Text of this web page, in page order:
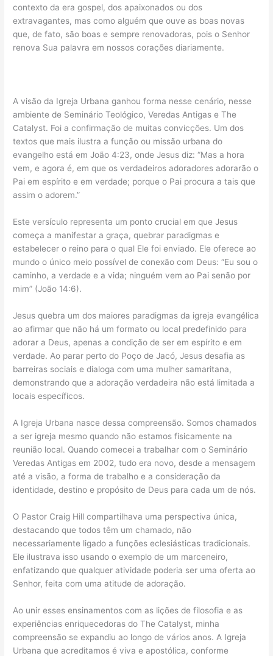
contexto da era gospel, dos apaixonados ou dos
extravagantes, mas como alguém que ouve as boas novas
que, de fato, são boas e sempre renovadoras, pois o Senhor
renova Sua palavra em nossos corações diariamente.
A visão da Igreja Urbana ganhou forma nesse cenário, nesse
ambiente de Seminário Teológico, Veredas Antigas e The
Catalyst. Foi a confirmação de muitas convicções. Um dos
textos que mais ilustra a função ou missão urbana do
evangelho está em João 4:23, onde Jesus diz: “Mas a hora
vem, e agora é, em que os verdadeiros adoradores adorarão o
Pai em espírito e em verdade; porque o Pai procura a tais que
assim o adorem.”
Este versículo representa um ponto crucial em que Jesus
começa a manifestar a graça, quebrar paradigmas e
estabelecer o reino para o qual Ele foi enviado. Ele oferece ao
mundo o único meio possível de conexão com Deus: “Eu sou o
caminho, a verdade e a vida; ninguém vem ao Pai senão por
mim” (João 14:6).
Jesus quebra um dos maiores paradigmas da igreja evangélica
ao afirmar que não há um formato ou local predefinido para
adorar a Deus, apenas a condição de ser em espírito e em
verdade. Ao parar perto do Poço de Jacó, Jesus desafia as
barreiras sociais e dialoga com uma mulher samaritana,
demonstrando que a adoração verdadeira não está limitada a
locais específicos.
A Igreja Urbana nasce dessa compreensão. Somos chamados
a ser igreja mesmo quando não estamos fisicamente na
reunião local. Quando comecei a trabalhar com o Seminário
Veredas Antigas em 2002, tudo era novo, desde a mensagem
até a visão, a forma de trabalho e a consideração da
identidade, destino e propósito de Deus para cada um de nós.
O Pastor Craig Hill compartilhava uma perspectiva única,
destacando que todos têm um chamado, não
necessariamente ligado a funções eclesiásticas tradicionais.
Ele ilustrava isso usando o exemplo de um marceneiro,
enfatizando que qualquer atividade poderia ser uma oferta ao
Senhor, feita com uma atitude de adoração.
Ao unir esses ensinamentos com as lições de filosofia e as
experiências enriquecedoras do The Catalyst, minha
compreensão se expandiu ao longo de vários anos. A Igreja
Urbana que acreditamos é viva e apostólica, conforme